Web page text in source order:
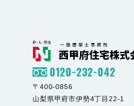
0120-232-042
〒400-0856
山梨県甲府市伊勢4丁目22-1